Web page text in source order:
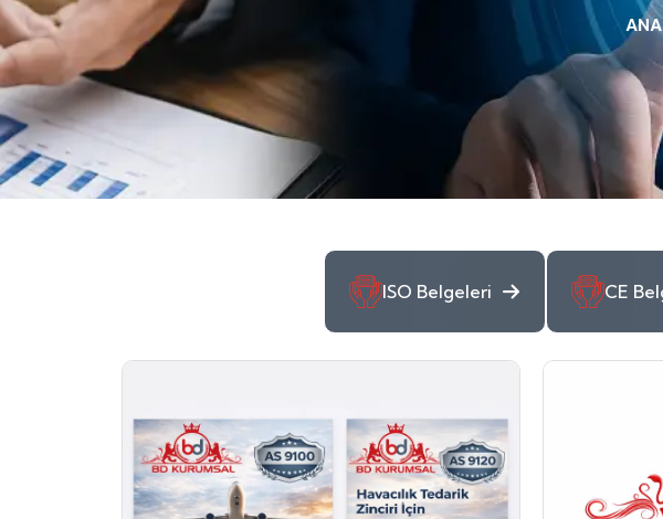
ISO Belgeleri CE